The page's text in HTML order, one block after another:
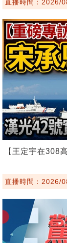
直播時間：2026/
【王定宇在308
直播時間：2026/